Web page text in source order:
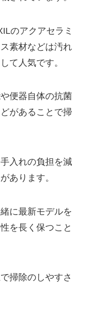
のアクアセラミ
素材などは汚れ
て人気です。
便器自体の抗菌
があることで掃
入れの負担を減
あります。
に最新モデルを
を長く保つこと
掃除のしやすさ